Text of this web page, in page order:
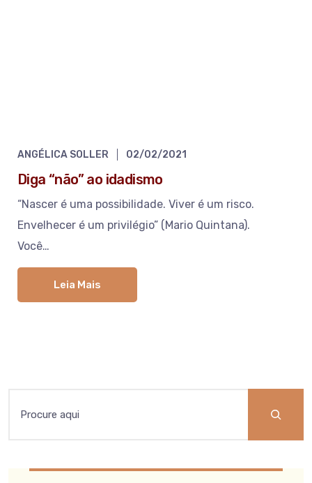
ANGÉLICA SOLLER 02/02/2021
Diga “não” ao idadismo
“Nascer é uma possibilidade. Viver é um risco.
Envelhecer é um privilégio” (Mario Quintana).
Você…
Leia Mais